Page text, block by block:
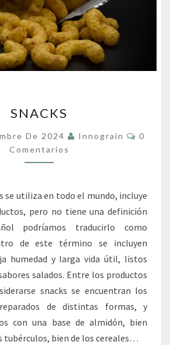
SNACKS
De 2024 Innograin
0
Comentarios
se utiliza en todo el mundo, incluye
pero no tiene una definición
podríamos traducirlo como
de este término se incluyen
humedad y larga vida útil, listos
salados. Entre los productos
snacks se encuentran los
de distintas formas, y
con una base de almidón, bien
tubérculos, bien de los cereales…